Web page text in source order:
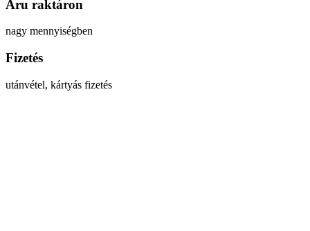
Áru raktáron
nagy mennyiségben
Fizetés
utánvétel, kártyás fizetés